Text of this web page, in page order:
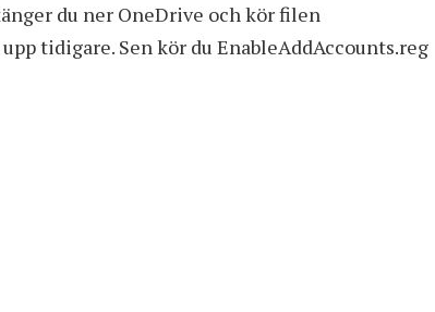
du ner OneDrive och kör filen
tidigare. Sen kör du EnableAddAccounts.reg